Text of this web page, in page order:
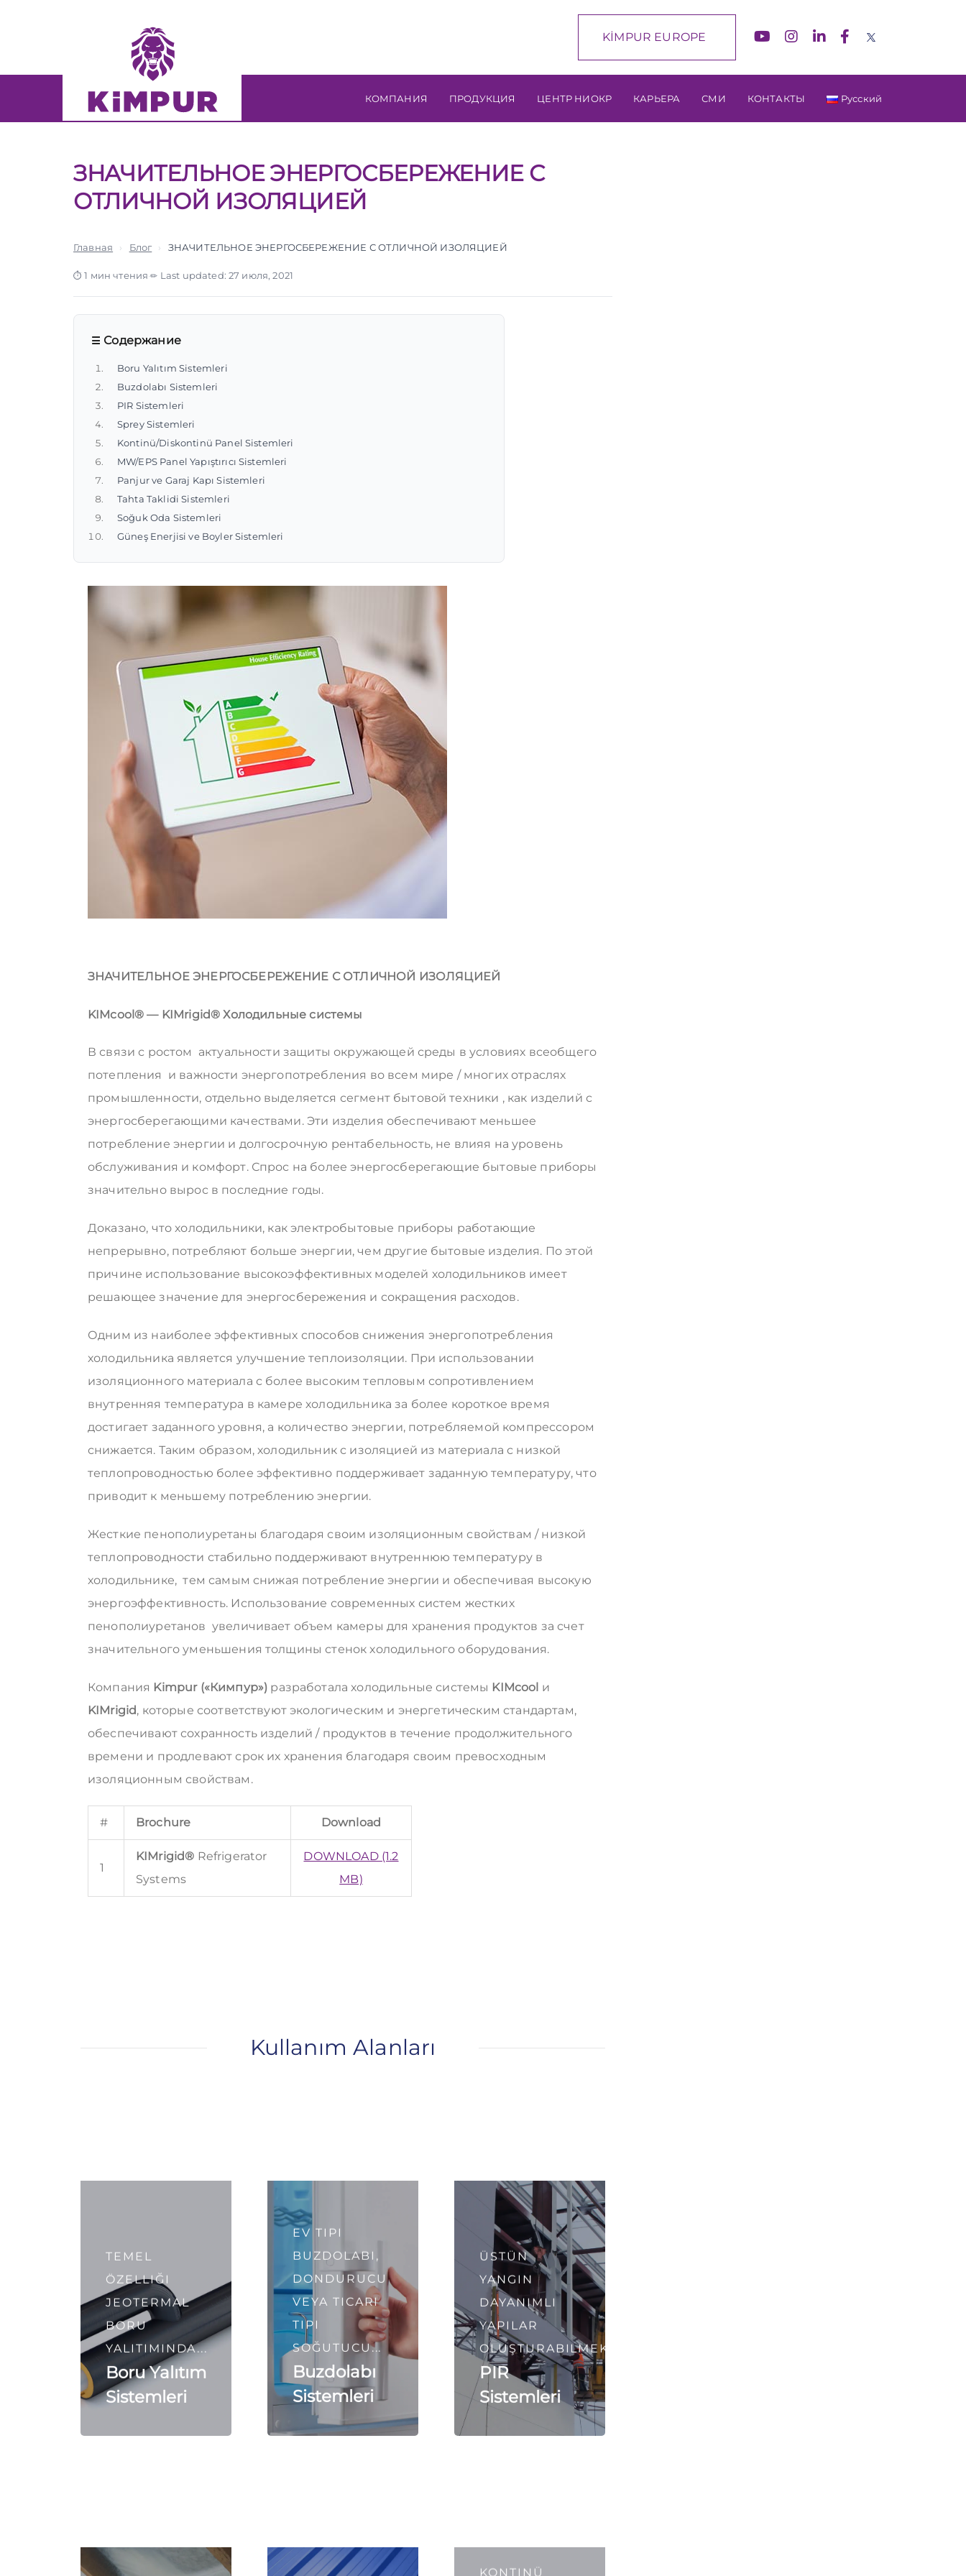
content
KİMPUR EUROPE
КОМПАНИЯ ПРОДУКЦИЯ ЦЕНТР НИОКР КАРЬЕРА СМИ КОНТАКТЫ Русский
ЗНАЧИТЕЛЬНОЕ ЭНЕРГОСБЕРЕЖЕНИЕ С
ОТЛИЧНОЙ ИЗОЛЯЦИЕЙ
Главная › Блог › ЗНАЧИТЕЛЬНОЕ ЭНЕРГОСБЕРЕЖЕНИЕ С ОТЛИЧНОЙ ИЗОЛЯЦИЕЙ
1 мин чтения· Last updated: 27 июля, 2021
Содержание
Boru Yalıtım Sistemleri
Buzdolabı Sistemleri
PIR Sistemleri
Sprey Sistemleri
Kontinü/Diskontinü Panel Sistemleri
MW/EPS Panel Yapıştırıcı Sistemleri
Panjur ve Garaj Kapı Sistemleri
Tahta Taklidi Sistemleri
Soğuk Oda Sistemleri
Güneş Enerjisi ve Boyler Sistemleri
ЗНАЧИТЕЛЬНОЕ ЭНЕРГОСБЕРЕЖЕНИЕ С ОТЛИЧНОЙ ИЗОЛЯЦИЕЙ
KIMcool® — KIMrigid® Холодильные системы
В связи с ростом актуальности защиты окружающей среды в условиях всеобщего
потепления и важности энергопотребления во всем мире / многих отраслях
промышленности, отдельно выделяется сегмент бытовой техники , как изделий с
энергосберегающими качествами. Эти изделия обеспечивают меньшее
потребление энергии и долгосрочную рентабельность, не влияя на уровень
обслуживания и комфорт. Спрос на более энергосберегающие бытовые приборы
значительно вырос в последние годы.
Доказано, что холодильники, как электробытовые приборы работающие
непрерывно, потребляют больше энергии, чем другие бытовые изделия. По этой
причине использование высокоэффективных моделей холодильников имеет
решающее значение для энергосбережения и сокращения расходов.
Одним из наиболее эффективных способов снижения энергопотребления
холодильника является улучшение теплоизоляции. При использовании
изоляционного материала с более высоким тепловым сопротивлением
внутренняя температура в камере холодильника за более короткое время
достигает заданного уровня, а количество энергии, потребляемой компрессором
снижается. Таким образом, холодильник с изоляцией из материала с низкой
теплопроводностью более эффективно поддерживает заданную температуру, что
приводит к меньшему потреблению энергии.
Жесткие пенополиуретаны благодаря своим изоляционным свойствам / низкой
теплопроводности стабильно поддерживают внутреннюю температуру в
холодильнике, тем самым снижая потребление энергии и обеспечивая высокую
энергоэффективность. Использование современных систем жестких
пенополиуретанов увеличивает объем камеры для хранения продуктов за счет
значительного уменьшения толщины стенок холодильного оборудования.
Компания Kimpur («Кимпур») разработала холодильные системы KIMcool и
KIMrigid, которые соответствуют экологическим и энергетическим стандартам,
обеспечивают сохранность изделий / продуктов в течение продолжительного
времени и продлевают срок их хранения благодаря своим превосходным
изоляционным свойствам.
# Brochure Download
1
KIMrigid® Refrigerator
Systems
DOWNLOAD (1.2
MB)
Kullanım Alanları
TEMEL
ÖZELLIĞI
JEOTERMAL
BORU
YALITIMINDA...
Boru Yalıtım
Sistemleri
EV TIPI
BUZDOLABI,
DONDURUCU
VEYA TICARI
TIPI
SOĞUTUCU...
Buzdolabı
Sistemleri
ÜSTÜN
YANGIN
DAYANIMLI
YAPILAR
OLUŞTURABILMEK...
PIR
Sistemleri
KONTINÜ